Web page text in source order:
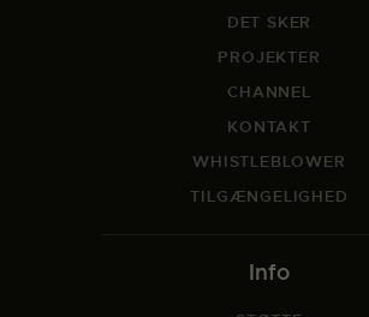
DET SKER
PROJEKTER
CHANNEL
KONTAKT
WHISTLEBLOWER
TILGÆNGELIGHED
Info